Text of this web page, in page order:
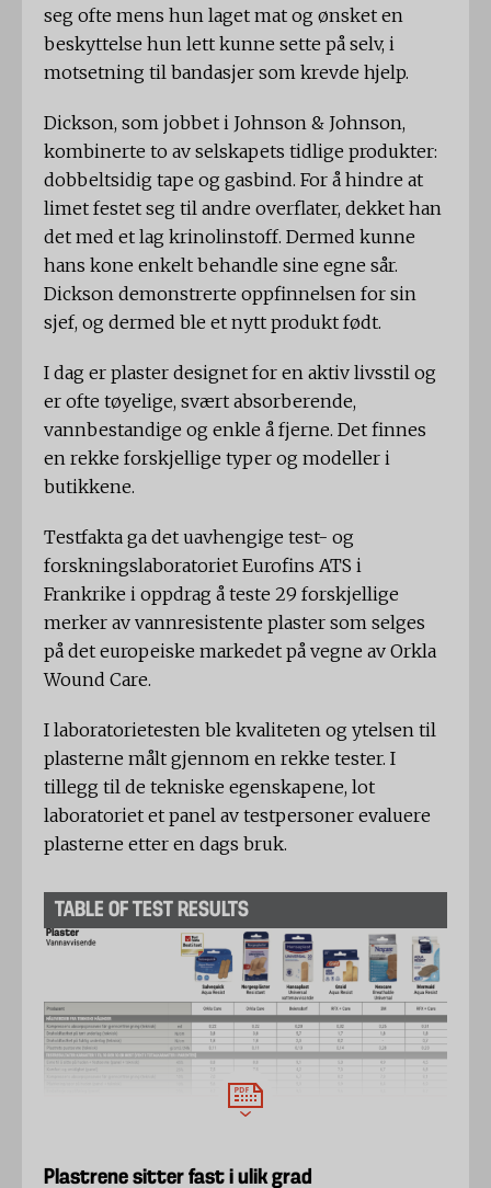
seg ofte mens hun laget mat og ønsket en
beskyttelse hun lett kunne sette på selv, i
motsetning til bandasjer som krevde hjelp.
Dickson, som jobbet i Johnson & Johnson,
kombinerte to av selskapets tidlige produkter:
dobbeltsidig tape og gasbind. For å hindre at
limet festet seg til andre overflater, dekket han
det med et lag krinolinstoff. Dermed kunne
hans kone enkelt behandle sine egne sår.
Dickson demonstrerte oppfinnelsen for sin
sjef, og dermed ble et nytt produkt født.
I dag er plaster designet for en aktiv livsstil og
er ofte tøyelige, svært absorberende,
vannbestandige og enkle å fjerne. Det finnes
en rekke forskjellige typer og modeller i
butikkene.
Testfakta ga det uavhengige test- og
forskningslaboratoriet Eurofins ATS i
Frankrike i oppdrag å teste 29 forskjellige
merker av vannresistente plaster som selges
på det europeiske markedet på vegne av Orkla
Wound Care.
I laboratorietesten ble kvaliteten og ytelsen til
plasterne målt gjennom en rekke tester. I
tillegg til de tekniske egenskapene, lot
laboratoriet et panel av testpersoner evaluere
plasterne etter en dags bruk.
TABLE OF TEST RESULTS
Plastrene sitter fast i ulik grad